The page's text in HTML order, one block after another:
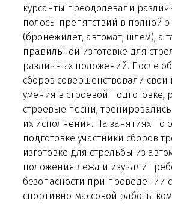
курсанты преодолевали
полосы препятствий в полной
(бронежилет, автомат, шлем), а
правильной изготовке для
различных положений. После
сборов совершенствовали свои
умения в строевой подготовке,
строевые песни,
их исполнения. На занятиях по
подготовке участники сборов
изготовке для стрельбы из
положения лежа и изучали
безопасности при проведении
спортивно-массовой работы